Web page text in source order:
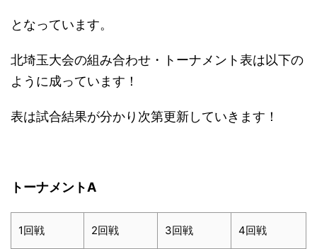
となっています。
北埼玉大会の組み合わせ・トーナメント表は以下の
ように成っています！
表は試合結果が分かり次第更新していきます！
トーナメントA
1回戦 2回戦 3回戦 4回戦